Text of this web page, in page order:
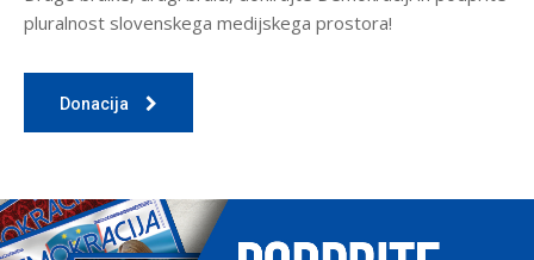
pluralnost slovenskega medijskega prostora!
Donacija